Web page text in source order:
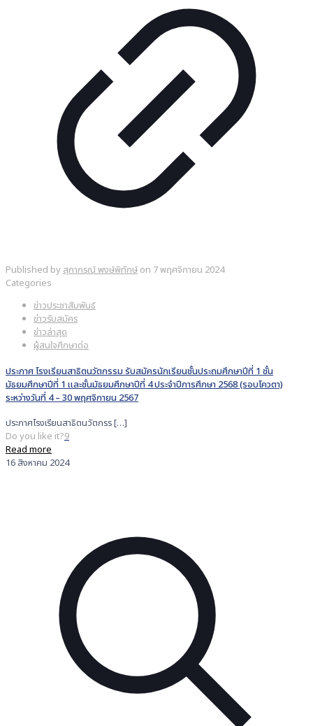
Published byสุภาภรณ์ พงษ์พิทักษ์ on 7 พฤศจิกายน 2024
Categories
ข่าวประชาสัมพันธ์
ข่าวรับสมัคร
ข่าวล่าสุด
ผู้สนใจศึกษาต่อ
ประกาศ โรงเรียนสาธิตนวัตกรรม รับสมัครนักเรียนชั้นประถมศึกษาปีที่ 1 ชั้น
มัธยมศึกษาปีที่ 1 และชั้นมัธยมศึกษาปีที่ 4 ประจำปีการศึกษา 2568 (รอบโควตา)
ระหว่างวันที่ 4 – 30 พฤศจิกายน 2567
ประกาศโรงเรียนสาธิตนวัตกรร[…]
Do you like it?9
Read more
16 สิงหาคม 2024